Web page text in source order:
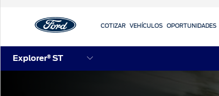
Acessibility
Cotizar
Mi Ford
Iniciar sesión
COTIZAR VEHÍCULOS OPORTUNIDADES
Explorer® ST